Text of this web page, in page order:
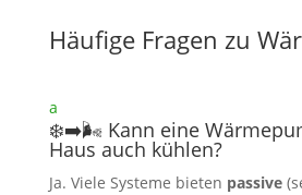
Häufige Fragen zu
a
❄️➡️🌬️ Kann eine
Haus auch kühlen?
Ja. Viele Systeme bieten passive